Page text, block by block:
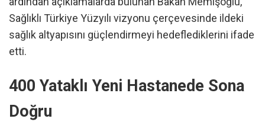
Sağlıklı Türkiye Yüzyılı vizyonu çerçevesinde ildeki
sağlık altyapısını güçlendirmeyi hedeflediklerini ifade
etti.
400 Yataklı Yeni Hastanede Sona
Doğru